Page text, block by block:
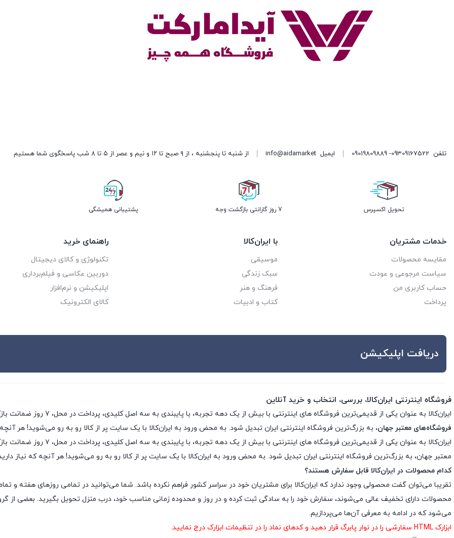
تلفن 09309167522- 09019809889 ایمیل info@aidamarket از شنبه تا پنجشنبه ، از ۹ صبح تا ۱۲ و نیم و عصر از ۵ تا ۸ شب پاسخگوی شما هستیم
تحویل اکسپرس 7 روز گارانتی بازگشت وجه پشتیبانی همیشگی
خدمات مشتریان
مقایسه محصولات
سیاست مرجوعی و عودت
حساب کاربری من
پرداخت
با ایران‌کالا
موسیقی
سبک زندگی
فرهنگ و هنر
کتاب و ادبیات
راهنمای خرید
تکنولوژی و کالای دیجیتال
دوربین عکاسی و فیلم‌برداری
اپلیکیشن و نرم‌افزار
کالای الکترونیک
دریافت اپلیکیشن
فروشگاه اینترنتی ایران‌کالا، بررسی، انتخاب و خرید آنلاین
ایران‌کالا به عنوان یکی از قدیمی‌ترین فروشگاه های اینترنتی با بیش از یک دهه تجربه، با پایبندی به سه اصل کلیدی، پرداخت در محل، ۷ روز ضمانت بازگشت کالا و تضمین اصل‌بودن کالا، موفق شده تا همگام با
فروشگاه‌های معتبر جهان، به بزرگ‌ترین فروشگاه اینترنتی ایران تبدیل شود. به محض ورود به ایران‌کالا با یک سایت پر از کالا رو به رو می‌شوید! هر
ایران‌کالا به عنوان یکی از
معتبر جهان، به بزرگ‌ترین فروشگاه اینترنتی ایران تبدیل شود. به محض ورود به ایران‌کالا با یک سایت پر از کالا رو به رو می‌شوید! هر آنچه که نیاز
کدام محصولات در ایران‌کالا قابل سفارش هستند؟
تقریبا می‌توان گفت محصولی وجود ندارد که ایران‌کالا برای مشتریان خود در سراسر کشور فراهم نکرده باشد. شما می‌توانید در تمامی روزهای هفته و
محصولات دارای تخفیف عالی می‌شوند، سفارش خود را به سادگی ثبت کرده و در روز و محدوده زمانی مناسب خود، درب منزل تحویل بگیرید. بعضی از
می‌شود که در ادامه به معرفی آن‌ها می‌پردازیم.
ابزارک HTML سفارشی را در نوار پابرگ قرار دهید و کدهای نماد را در تنظیمات ابزارک درج نمایید.